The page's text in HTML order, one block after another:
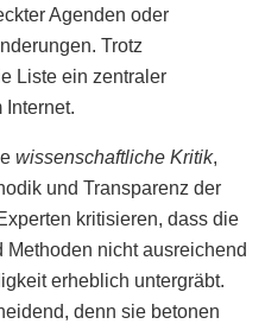
Agenden oder
Trotz
Liste ein zentraler
Internet.
wissenschaftliche Kritik,
und Transparenz der
kritisieren, dass die
nicht ausreichend
erheblich untergräbt.
denn sie betonen